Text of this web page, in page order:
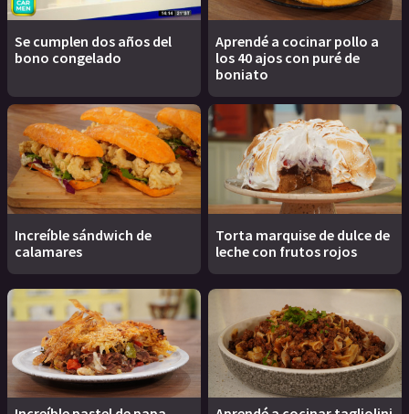
Se cumplen dos años del
bono congelado
Aprendé a cocinar pollo a
los 40 ajos con puré de
boniato
Increíble sándwich de
calamares
Torta marquise de dulce de
leche con frutos rojos